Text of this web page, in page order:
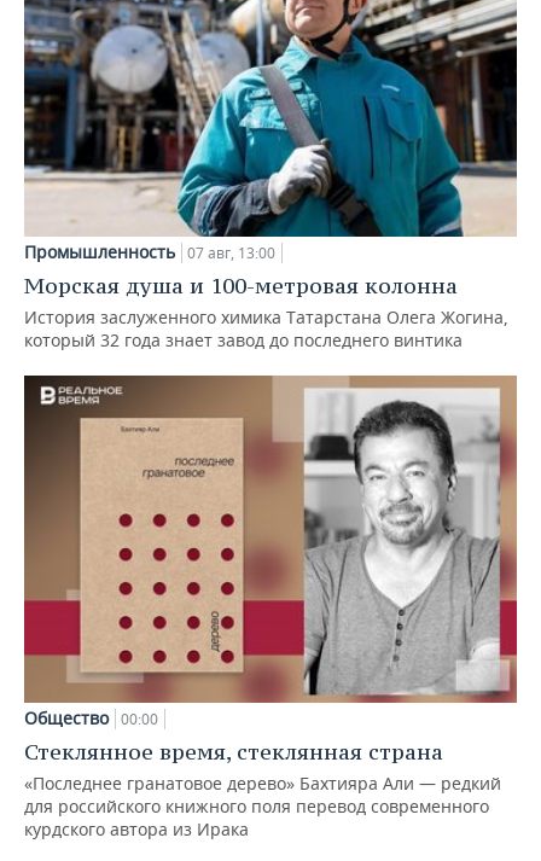
Промышленность 07 авг, 13:00
Морская душа и 100-метровая колонна
История заслуженного химика Татарстана Олега Жогина,
который 32 года знает завод до последнего винтика
Общество 00:00
Стеклянное время, стеклянная страна
«Последнее гранатовое дерево» Бахтияра Али — редкий
для российского книжного поля перевод современного
курдского автора из Ирака